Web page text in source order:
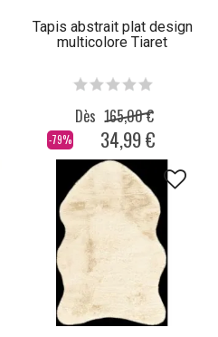
Tapis abstrait plat design
multicolore Tiaret
-79%
Dès 165,00 €
34,99 €